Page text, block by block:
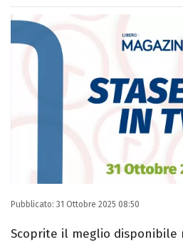
E-MAIL
INSTAGRAM
Libero Magazine è il
Libero.it dedicato al
televisione, dello
Pubblicato: 31 Ottobre 2025 08:50
Scoprite il meglio disponibile